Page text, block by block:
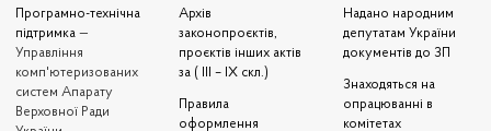
Програмно-технічна
підтримка —
Управління
комп'ютеризованих
систем Апарату
Верховної Ради
Архів
законопроєктів,
проєктів інших актів
за ( III – IX скл.)
Правила
оформлення
Надано народним
депутатам України
документів до ЗП
Знаходяться на
опрацюванні в
комітетах